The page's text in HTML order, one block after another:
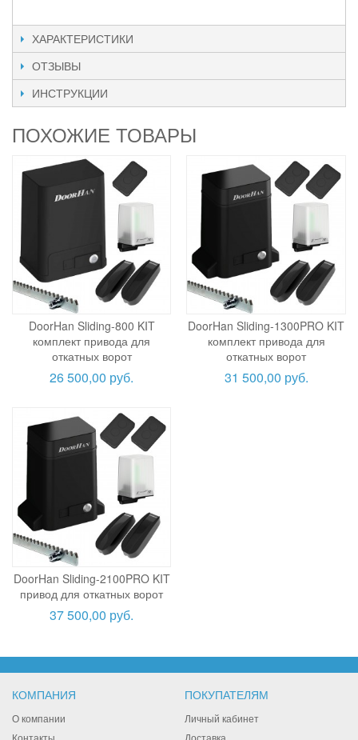
ХАРАКТЕРИСТИКИ
ОТЗЫВЫ
ИНСТРУКЦИИ
ПОХОЖИЕ ТОВАРЫ
DoorHan Sliding-800 KIT
комплект привода для
откатных ворот
26 500,00 руб.
DoorHan Sliding-1300PRO KIT
комплект привода для
откатных ворот
31 500,00 руб.
DoorHan Sliding-2100PRO KIT
привод для откатных ворот
37 500,00 руб.
КОМПАНИЯ
О компании
Контакты
ПОКУПАТЕЛЯМ
Личный кабинет
Доставка